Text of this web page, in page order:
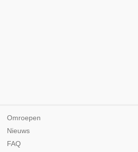
Omroepen
Nieuws
FAQ